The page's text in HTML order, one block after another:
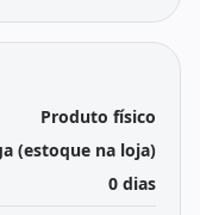
Produto físico
(estoque na loja)
0 dias